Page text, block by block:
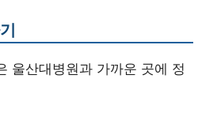
울산대병원과 가까운 곳에 정